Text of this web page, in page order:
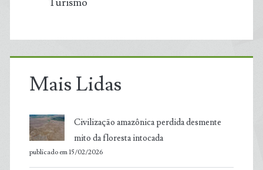
Mais Lidas
Civilização amazônica perdida desmente
mito da floresta intocada
publicado em 15/02/2026